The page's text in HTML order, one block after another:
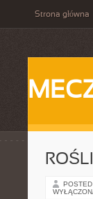
Strona główna